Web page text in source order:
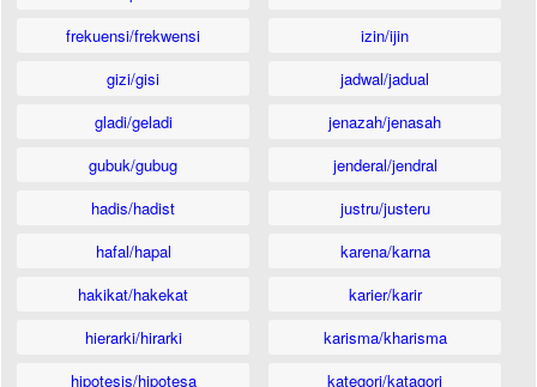
frekuensi/frekwensi
gizi/gisi
gladi/geladi
gubuk/gubug
hadis/hadist
hafal/hapal
hakikat/hakekat
hierarki/hirarki
hipotesis/hipotesa
izin/ijin
jadwal/jadual
jenazah/jenasah
jenderal/jendral
justru/justeru
karena/karna
karier/karir
karisma/kharisma
kategori/katagori